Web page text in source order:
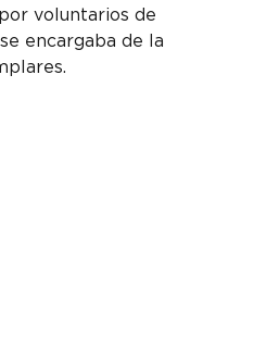
voluntarios de
encargaba de la